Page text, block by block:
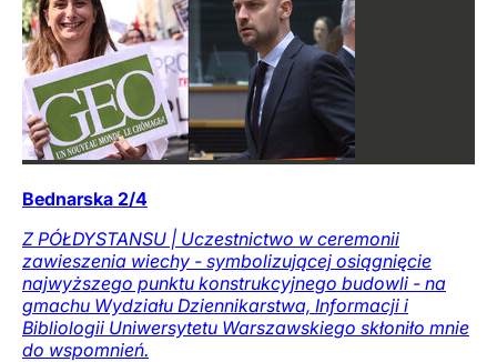
Bednarska 2/4
Z PÓŁDYSTANSU | Uczestnictwo w ceremonii
zawieszenia wiechy - symbolizującej osiągnięcie
najwyższego punktu konstrukcyjnego budowli - na
gmachu Wydziału Dziennikarstwa, Informacji i
Bibliologii Uniwersytetu Warszawskiego skłoniło mnie
do wspomnień.